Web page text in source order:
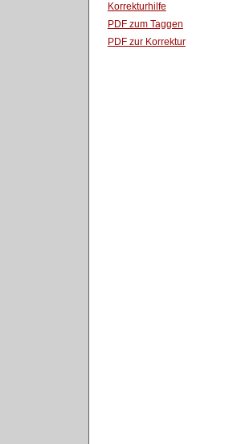
Korrekturhilfe
PDF zum Taggen
PDF zur Korrektur